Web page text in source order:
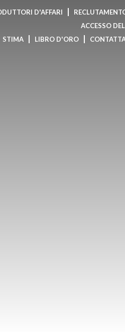
D'AFFARI
ACCESSO
STIMA LIBRO D'ORO